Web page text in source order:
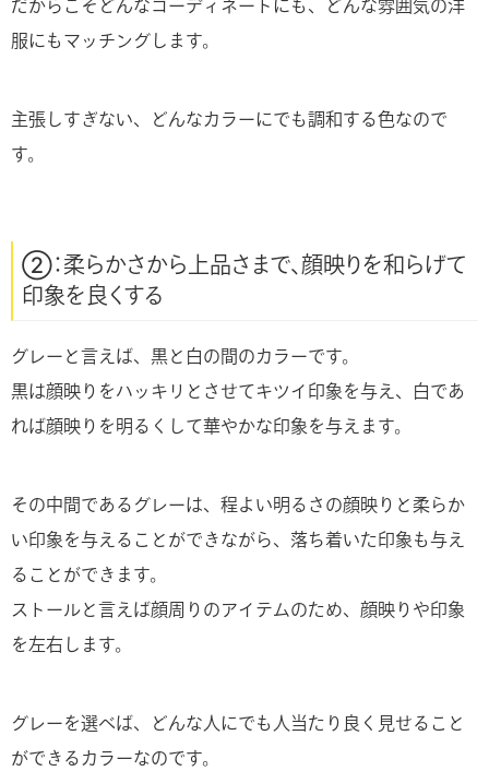
だからこそどんなコーディネートにも、どんな雰囲気の洋
服にもマッチングします。
主張しすぎない、どんなカラーにでも調和する色なので
す。
②：柔らかさから上品さまで、顔映りを和らげて
印象を良くする
グレーと言えば、黒と白の間のカラーです。
黒は顔映りをハッキリとさせてキツイ印象を与え、白であ
れば顔映りを明るくして華やかな印象を与えます。
その中間であるグレーは、程よい明るさの顔映りと柔らか
い印象を与えることができながら、落ち着いた印象も与え
ることができます。
ストールと言えば顔周りのアイテムのため、顔映りや印象
を左右します。
グレーを選べば、どんな人にでも人当たり良く見せること
ができるカラーなのです。